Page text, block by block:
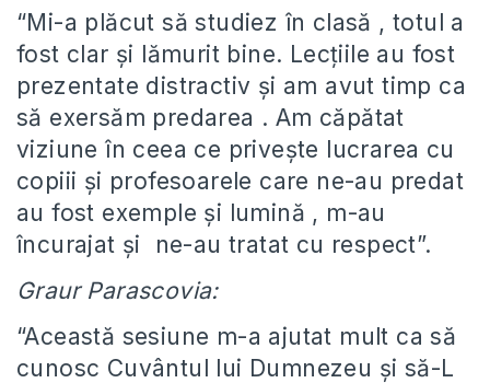
“Mi-a plăcut să studiez în clasă , totul a
fost clar și lămurit bine. Lecțiile au fost
prezentate distractiv și am avut timp ca
să exersăm predarea . Am căpătat
viziune în ceea ce privește lucrarea cu
copiii și profesoarele care ne-au predat
au fost exemple și lumină , m-au
încurajat și ne-au tratat cu respect”.
Graur Parascovia:
“Această sesiune m-a ajutat mult ca să
cunosc Cuvântul lui Dumnezeu și să-L